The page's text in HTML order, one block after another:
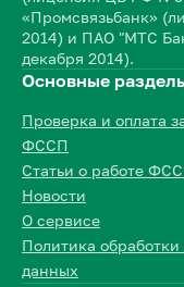
«Промсвязьбанк»
2014) и ПАО "МТС
декабря 2014).
Основные
Проверка и оплата
ФССП
Статьи о работе
Новости
О сервисе
Политика
данных